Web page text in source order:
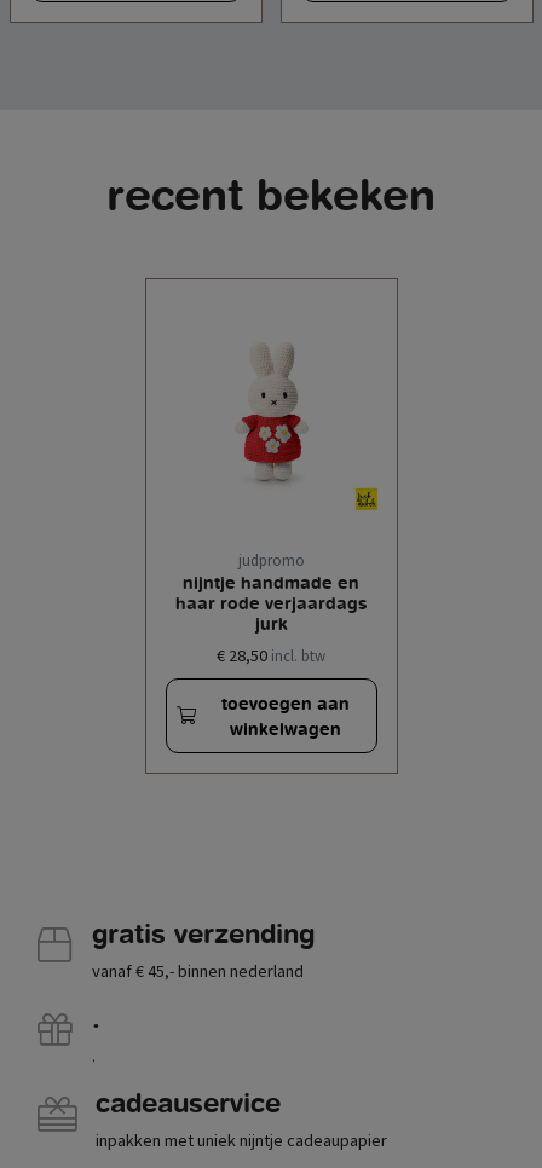
recent bekeken
judpromo
nijntje handmade en
haar rode verjaardags
jurk
€ 28,50 incl. btw
toevoegen aan
winkelwagen
gratis verzending
vanaf € 45,- binnen nederland
.
.
cadeauservice
inpakken met uniek nijntje cadeaupapier